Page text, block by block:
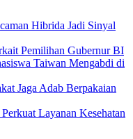
Hibrida Jadi Sinyal
Pemilihan Gubernur BI
Taiwan Mengabdi di
Jaga Adab Berpakaian
Layanan Kesehatan